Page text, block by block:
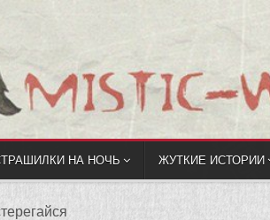
НА НОЧЬ ЖУТКИЕ ИСТОРИИ